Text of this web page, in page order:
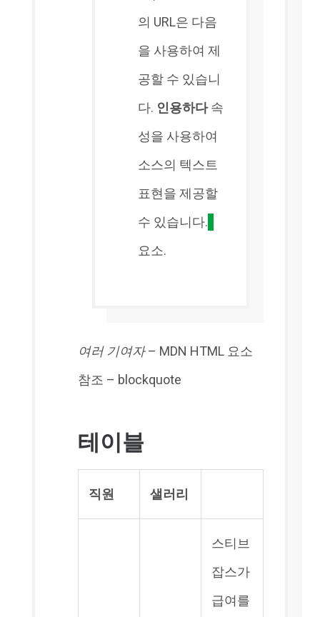
의 URL은 다음
을 사용하여 제
공할 수 있습니
다. 인용하다속
성을 사용하여
소스의 텍스트
표현을 제공할
수 있습니다.
요소.
여러 기여자– MDN HTML 요소
참조 – blockquote
테이블
직원 샐러리
스티브
잡스가
급여를